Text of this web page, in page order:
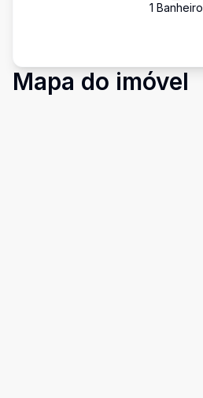
1 Banheiro
Mapa do imóvel